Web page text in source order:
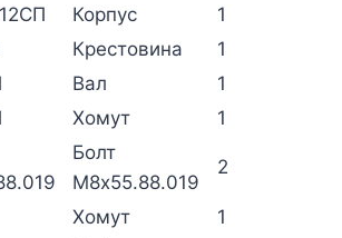
Корпус
1
Крестовина
1
Вал
1
Хомут 1
Болт
М8х55.88.019
2
Хомут 1